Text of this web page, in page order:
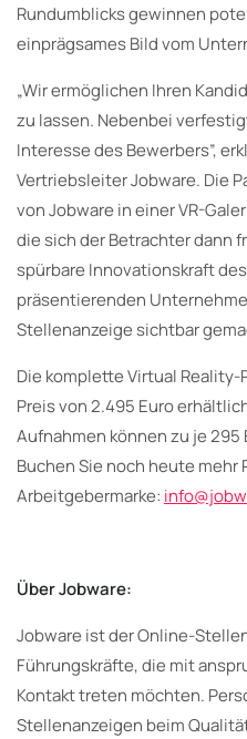
Rundumblicks gewinnen
einprägsames Bild vom
„Wir ermöglichen Ihren
zu lassen. Nebenbei
Interesse des Bewerbers”,
Vertriebsleiter Jobware. Die
von Jobware in einer VR-
die sich der Betrachter dann
spürbare Innovationskraft
präsentierenden
Stellenanzeige sichtbar
Die komplette Virtual
Preis von 2.495 Euro
Aufnahmen können zu je
Buchen Sie noch heute mehr
Arbeitgebermarke:
Über Jobware:
Jobware ist der Online-
Führungskräfte, die mit
Kontakt treten möchten.
Stellenanzeigen beim